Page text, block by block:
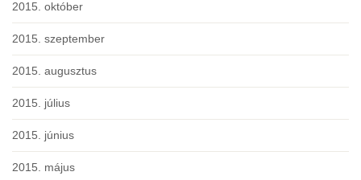
2015. október
2015. szeptember
2015. augusztus
2015. július
2015. június
2015. május